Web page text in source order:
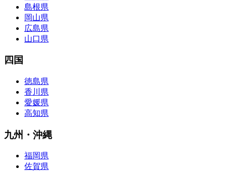
島根県
岡山県
広島県
山口県
四国
徳島県
香川県
愛媛県
高知県
九州・沖縄
福岡県
佐賀県